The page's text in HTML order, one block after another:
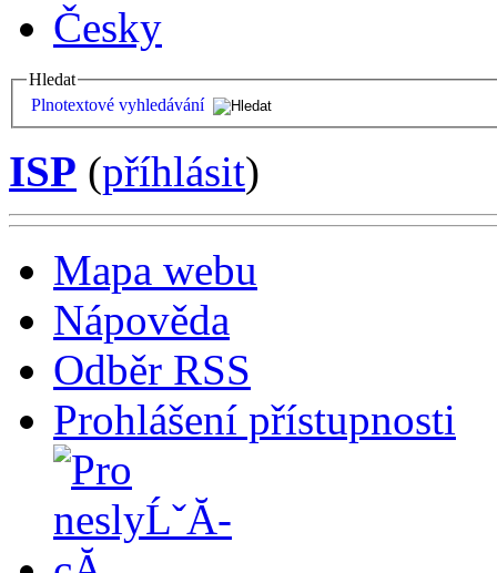
Česky
Hledat
Plnotextové vyhledávání
ISP (příhlásit)
Mapa webu
Nápověda
Odběr RSS
Prohlášení přístupnosti